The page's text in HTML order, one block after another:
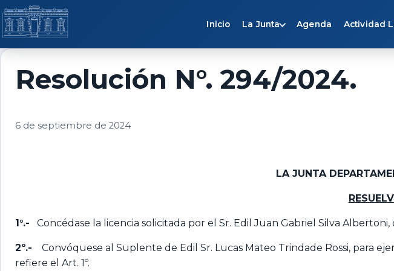
Saltar al contenido
Inicio La Junta Agenda Actividad
Resolución N°. 294/2024.
6 de septiembre de 2024
LA JUNTA
1°.- Concédase la licencia solicitada por el Sr. Edil Juan Gabriel Silva
2º.- Convóquese al Suplente de Edil Sr. Lucas Mateo Trindade Rossi, para
refiere el Art. 1º.